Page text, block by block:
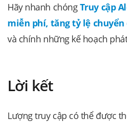
Hãy nhanh chóngTruy cập
miễn phí, tăng tỷ lệ chuyển
và chính những kế hoạch
Lời kết
Lượng truy cập có thể được